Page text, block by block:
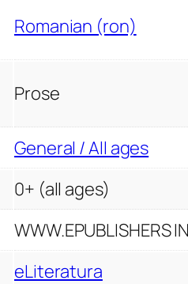
Romanian (ron)
Prose
General / All ages
0+ (all ages)
WWW.EPUBLISHERS
eLiteratura